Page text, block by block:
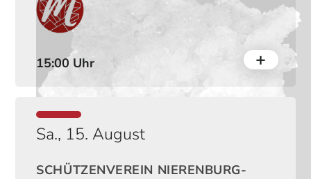
15:00 Uhr
Sa., 15. August
SCHÜTZENVEREIN NIERENBURG-